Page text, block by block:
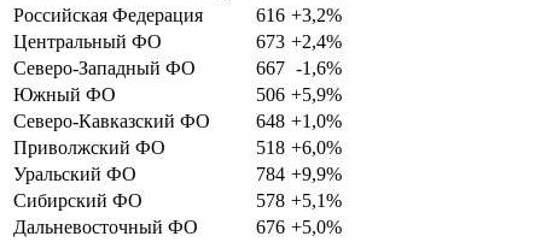
Российская Федерация
616 +3,2%
Центральный ФО
673 +2,4%
Северо-Западный ФО
667 -1,6%
Южный ФО
506 +5,9%
Северо-Кавказский ФО
648 +1,0%
Приволжский ФО
518 +6,0%
Уральский ФО
784 +9,9%
Сибирский ФО
578 +5,1%
Дальневосточный ФО
676 +5,0%